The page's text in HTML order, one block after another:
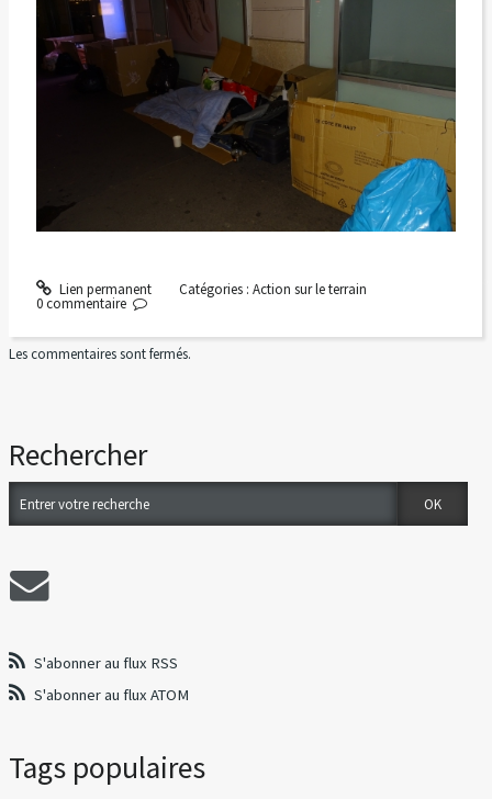
Rechercher
S'abonner au flux RSS
S'abonner au flux ATOM
Tags populaires
Lien permanent Catégories : Action sur le terrain
0 commentaire
Les commentaires sont fermés.